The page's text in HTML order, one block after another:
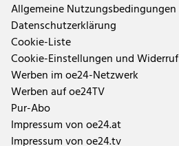
Allgemeine Nutzungsbedingungen
Datenschutzerklärung
Cookie-Liste
Cookie-Einstellungen und Widerruf
Werben im oe24-Netzwerk
Werben auf oe24TV
Pur-Abo
Impressum von oe24.at
Impressum von oe24.tv